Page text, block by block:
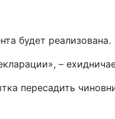
будет реализована.
–
пересадить